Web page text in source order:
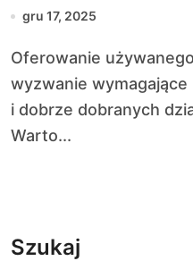
gru 17, 2025
Oferowanie używanego sprzętu rolniczego to
wyzwanie
i dobrze dobranych
Warto...
Szukaj